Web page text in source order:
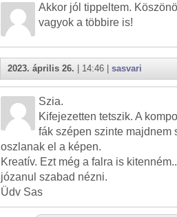
Akkor jól tippeltem.
vagyok a többire is!
2023. április 26. | 14:46 | sasvari
Szia.
Kifejezetten tetszik. A
fák szépen szinte majdnem
oszlanak el a képen.
Kreatív. Ezt még a falra is
józanul szabad nézni.
Üdv Sas